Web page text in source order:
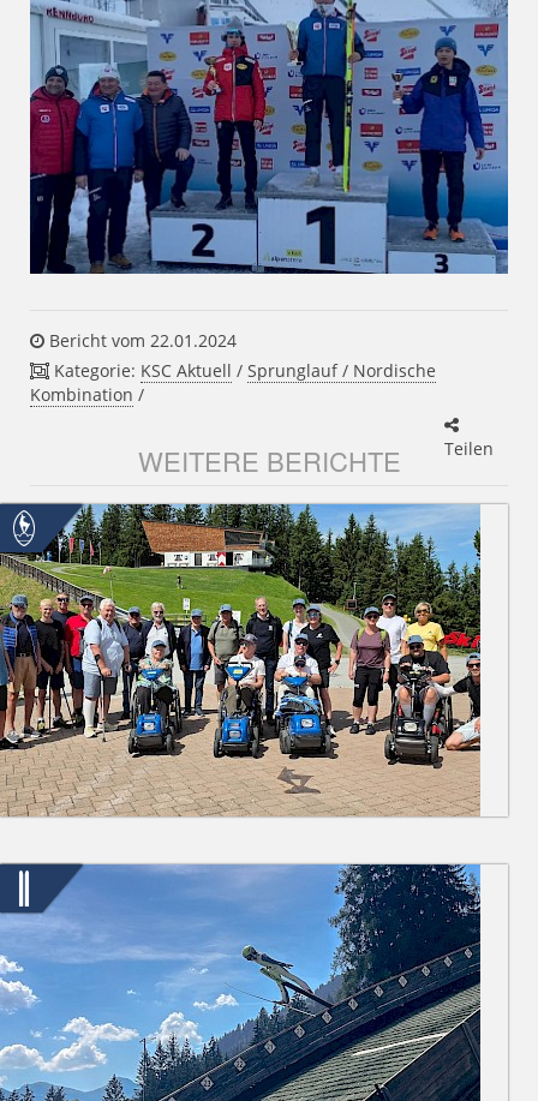
Bericht vom 22.01.2024
Kategorie: KSC Aktuell / Sprunglauf / Nordische
Kombination /
Teilen
WEITERE BERICHTE